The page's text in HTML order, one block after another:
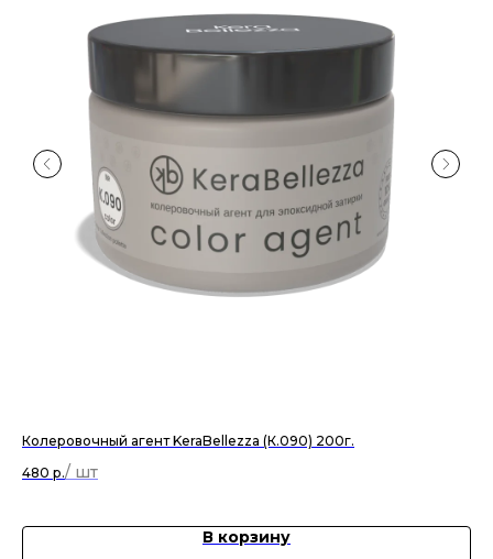
Колеровочный агент KeraBellezza (К.090) 200г.
480 р.
В корзину